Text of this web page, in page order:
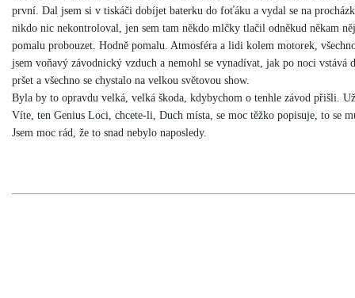
první. Dal jsem si v tiskáči dobíjet baterku do foťáku a vydal se na
nikdo nic nekontroloval, jen sem tam někdo mlčky tlačil odněkud někam
pomalu probouzet. Hodně pomalu. Atmosféra a lidi kolem motorek,
jsem voňavý závodnický vzduch a nemohl se vynadívat, jak po noci vstává
pršet a všechno se chystalo na velkou světovou show.
Byla by to opravdu velká, velká škoda, kdybychom o tenhle závod přišli.
Víte, ten Genius Loci, chcete-li, Duch místa, se moc těžko popisuje, to se
Jsem moc rád, že to snad nebylo naposledy.